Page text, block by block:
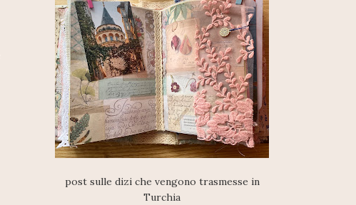
post sulle dizi che vengono trasmesse in
Turchia